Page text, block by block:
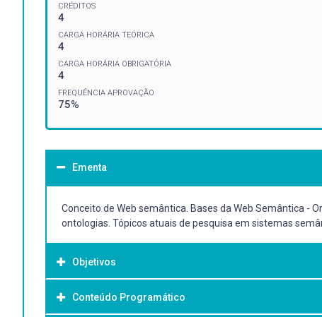
CRÉDITOS
4
CARGA HORÁRIA TEÓRICA
4
CARGA HORÁRIA OBRIGATÓRIA
4
FREQUÊNCIA APROVAÇÃO
75%
Ementa
Conceito de Web semântica. Bases da Web Semântica -
ontologias. Tópicos atuais de pesquisa em sistemas
Objetivos
Objetivo Geral:
Conteúdo Programático